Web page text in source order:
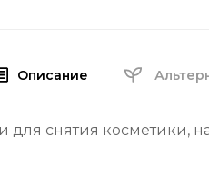
Описание
для снятия косметики,